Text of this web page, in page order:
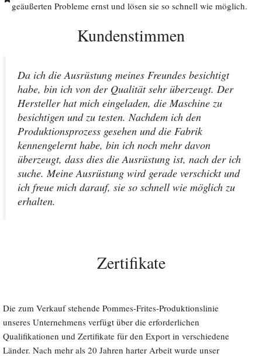
geäußerten Probleme ernst und lösen sie so schnell wie möglich.
Kundenstimmen
Da ich die Ausrüstung meines Freundes besichtigt
habe, bin ich von der Qualität sehr überzeugt. Der
Hersteller hat mich eingeladen, die Maschine zu
besichtigen und zu testen. Nachdem ich den
Produktionsprozess gesehen und die Fabrik
kennengelernt habe, bin ich noch mehr davon
überzeugt, dass dies die Ausrüstung ist, nach der ich
suche. Meine Ausrüstung wird gerade verschickt und
ich freue mich darauf, sie so schnell wie möglich zu
erhalten.
Zertifikate
Die zum Verkauf stehende Pommes-Frites-Produktionslinie
unseres Unternehmens verfügt über die erforderlichen
Qualifikationen und Zertifikate für den Export in verschiedene
Länder. Nach mehr als 20 Jahren harter Arbeit wurde unser